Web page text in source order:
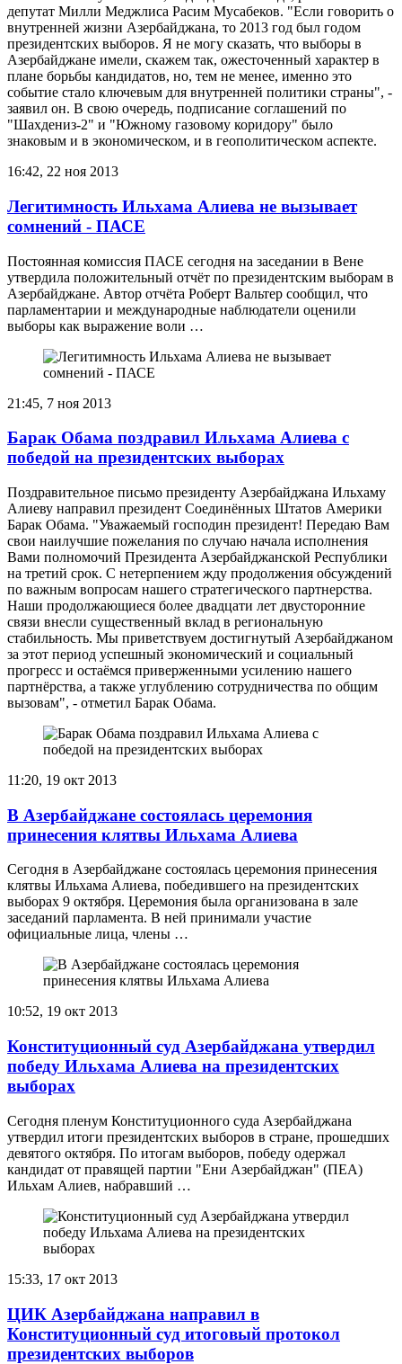
депутат Милли Меджлиса Расим Мусабеков. "Если говорить о
внутренней жизни Азербайджана, то 2013 год был годом
президентских выборов. Я не могу сказать, что выборы в
Азербайджане имели, скажем так, ожесточенный характер в
плане борьбы кандидатов, но, тем не менее, именно это
событие стало ключевым для внутренней политики страны", -
заявил он. В свою очередь, подписание соглашений по
"Шахдениз-2" и "Южному газовому коридору" было
знаковым и в экономическом, и в геополитическом аспекте.
16:42, 22 ноя 2013
Легитимность Ильхама Алиева не вызывает
сомнений - ПАСЕ
Постоянная комиссия ПАСЕ сегодня на заседании в Вене
утвердила положительный отчёт по президентским выборам в
Азербайджане. Автор отчёта Роберт Вальтер сообщил, что
парламентарии и международные наблюдатели оценили
выборы как выражение воли …
21:45, 7 ноя 2013
Барак Обама поздравил Ильхама Алиева с
победой на президентских выборах
Поздравительное письмо президенту Азербайджана Ильхаму
Алиеву направил президент Соединённых Штатов Америки
Барак Обама. "Уважаемый господин президент! Передаю Вам
свои наилучшие пожелания по случаю начала исполнения
Вами полномочий Президента Азербайджанской Республики
на третий срок. С нетерпением жду продолжения обсуждений
по важным вопросам нашего стратегического партнерства.
Наши продолжающиеся более двадцати лет двусторонние
связи внесли существенный вклад в региональную
стабильность. Мы приветствуем достигнутый Азербайджаном
за этот период успешный экономический и социальный
прогресс и остаёмся приверженными усилению нашего
партнёрства, а также углублению сотрудничества по общим
вызовам", - отметил Барак Обама.
11:20, 19 окт 2013
В Азербайджане состоялась церемония
принесения клятвы Ильхама Алиева
Сегодня в Азербайджане состоялась церемония принесения
клятвы Ильхама Алиева, победившего на президентских
выборах 9 октября. Церемония была организована в зале
заседаний парламента. В ней принимали участие
официальные лица, члены …
10:52, 19 окт 2013
Конституционный суд Азербайджана утвердил
победу Ильхама Алиева на президентских
выборах
Сегодня пленум Конституционного суда Азербайджана
утвердил итоги президентских выборов в стране, прошедших
девятого октября. По итогам выборов, победу одержал
кандидат от правящей партии "Ени Азербайджан" (ПЕА)
Ильхам Алиев, набравший …
15:33, 17 окт 2013
ЦИК Азербайджана направил в
Конституционный суд итоговый протокол
президентских выборов